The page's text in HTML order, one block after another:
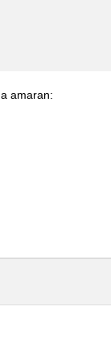
amaran: